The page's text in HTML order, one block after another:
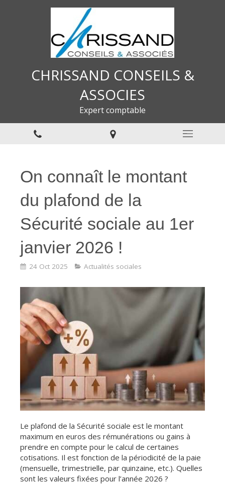
CHRISSAND CONSEILS &
ASSOCIES
Expert comptable
On connaît le montant
du plafond de la
Sécurité sociale au 1er
janvier 2026 !
24 Oct 2025 Actualités sociales
Le plafond de la Sécurité sociale est le montant
maximum en euros des rémunérations ou gains à
prendre en compte pour le calcul de certaines
cotisations. Il est fonction de la périodicité de la paie
(mensuelle, trimestrielle, par quinzaine, etc.). Quelles
sont les valeurs fixées pour l’année 2026 ?